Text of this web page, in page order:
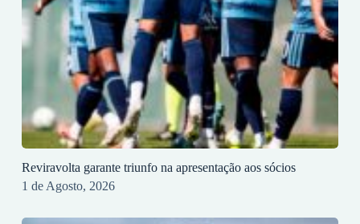
Reviravolta garante triunfo na apresentação aos sócios
1 de Agosto, 2026